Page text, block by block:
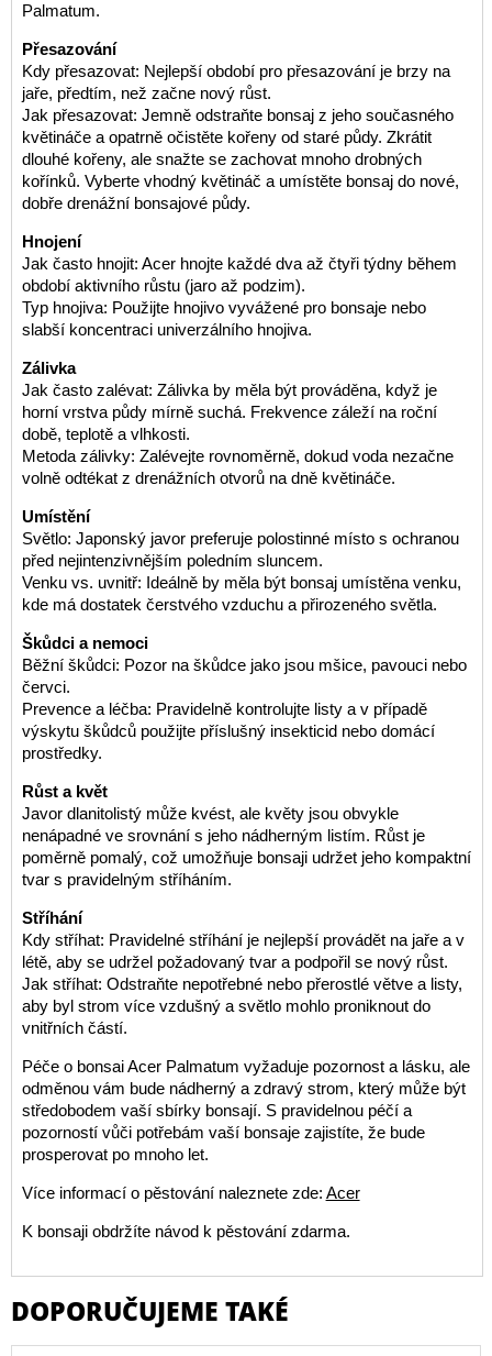
Palmatum.
Přesazování
Kdy přesazovat: Nejlepší období pro přesazování je brzy na
jaře, předtím, než začne nový růst.
Jak přesazovat: Jemně odstraňte bonsaj z jeho současného
květináče a opatrně očistěte kořeny od staré půdy. Zkrátit
dlouhé kořeny, ale snažte se zachovat mnoho drobných
kořínků. Vyberte vhodný květináč a umístěte bonsaj do nové,
dobře drenážní bonsajové půdy.
Hnojení
Jak často hnojit: Acer hnojte každé dva až čtyři týdny během
období aktivního růstu (jaro až podzim).
Typ hnojiva: Použijte hnojivo vyvážené pro bonsaje nebo
slabší koncentraci univerzálního hnojiva.
Zálivka
Jak často zalévat: Zálivka by měla být prováděna, když je
horní vrstva půdy mírně suchá. Frekvence záleží na roční
době, teplotě a vlhkosti.
Metoda zálivky: Zalévejte rovnoměrně, dokud voda nezačne
volně odtékat z drenážních otvorů na dně květináče.
Umístění
Světlo: Japonský javor preferuje polostinné místo s ochranou
před nejintenzivnějším poledním sluncem.
Venku vs. uvnitř: Ideálně by měla být bonsaj umístěna venku,
kde má dostatek čerstvého vzduchu a přirozeného světla.
Škůdci a nemoci
Běžní škůdci: Pozor na škůdce jako jsou mšice, pavouci nebo
červci.
Prevence a léčba: Pravidelně kontrolujte listy a v případě
výskytu škůdců použijte příslušný insekticid nebo domácí
prostředky.
Růst a květ
Javor dlanitolistý může kvést, ale květy jsou obvykle
nenápadné ve srovnání s jeho nádherným listím. Růst je
poměrně pomalý, což umožňuje bonsaji udržet jeho kompaktní
tvar s pravidelným stříháním.
Stříhání
Kdy stříhat: Pravidelné stříhání je nejlepší provádět na jaře a v
létě, aby se udržel požadovaný tvar a podpořil se nový růst.
Jak stříhat: Odstraňte nepotřebné nebo přerostlé větve a listy,
aby byl strom více vzdušný a světlo mohlo proniknout do
vnitřních částí.
Péče o bonsai Acer Palmatum vyžaduje pozornost a lásku, ale
odměnou vám bude nádherný a zdravý strom, který může být
středobodem vaší sbírky bonsají. S pravidelnou péčí a
pozorností vůči potřebám vaší bonsaje zajistíte, že bude
prosperovat po mnoho let.
Více informací o pěstování naleznete zde: Acer
K bonsaji obdržíte návod k pěstování zdarma.
DOPORUČUJEME TAKÉ